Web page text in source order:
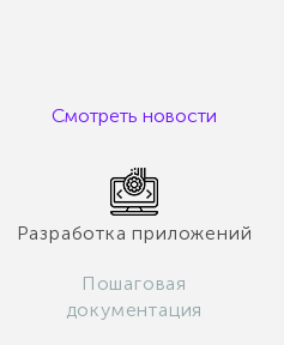
Смотреть новости
Разработка приложений
Пошаговая
документация